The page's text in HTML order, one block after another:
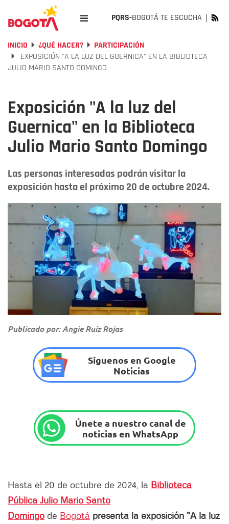
PQRS-BOGOTÁ TE ESCUCHA
INICIO ¿QUÉ HACER?
PARTICIPACIÓN
EXPOSICIÓN "A LA LUZ DEL GUERNICA" EN LA BIBLIOTECA
JULIO MARIO SANTO DOMINGO
Exposición "A la luz del
Guernica" en la Biblioteca
Julio Mario Santo Domingo
Las personas interesadas podrán visitar la
exposición hasta el próximo 20 de octubre 2024.
Publicado por: Angie Ruíz Rojas
Síguenos en Google
Noticias
Únete a nuestro canal de
noticias en WhatsApp
Hasta el 20 de octubre de 2024, la Biblioteca
Pública Julio Mario Santo
Domingo de Bogotá presenta la exposición "A la luz